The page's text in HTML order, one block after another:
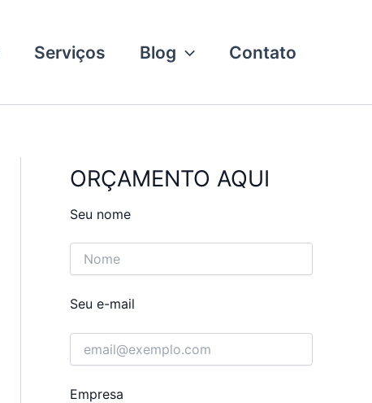
Serviços Blog Contato
ORÇAMENTO AQUI
Seu nome
Seu e-mail
Empresa